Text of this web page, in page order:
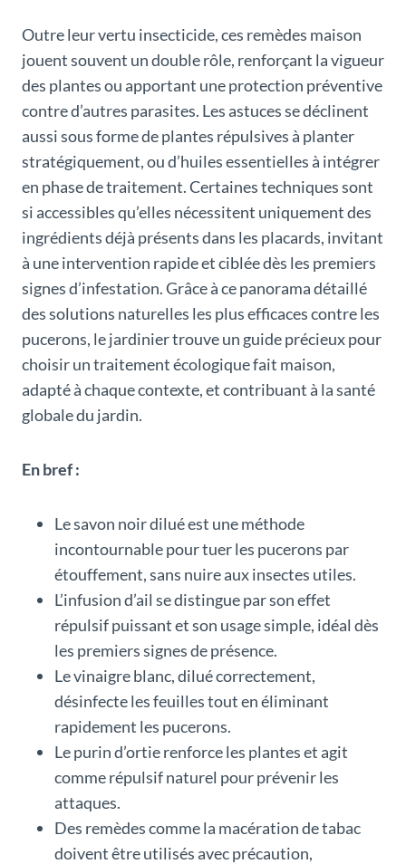
Outre leur vertu insecticide, ces remèdes maison
jouent souvent un double rôle, renforçant la vigueur
des plantes ou apportant une protection préventive
contre d’autres parasites. Les astuces se déclinent
aussi sous forme de plantes répulsives à planter
stratégiquement, ou d’huiles essentielles à intégrer
en phase de traitement. Certaines techniques sont
si accessibles qu’elles nécessitent uniquement des
ingrédients déjà présents dans les placards, invitant
à une intervention rapide et ciblée dès les premiers
signes d’infestation. Grâce à ce panorama détaillé
des solutions naturelles les plus efficaces contre les
pucerons, le jardinier trouve un guide précieux pour
choisir un traitement écologique fait maison,
adapté à chaque contexte, et contribuant à la santé
globale du jardin.
En bref :
Le savon noir dilué est une méthode
incontournable pour tuer les pucerons par
étouffement, sans nuire aux insectes utiles.
L’infusion d’ail se distingue par son effet
répulsif puissant et son usage simple, idéal dès
les premiers signes de présence.
Le vinaigre blanc, dilué correctement,
désinfecte les feuilles tout en éliminant
rapidement les pucerons.
Le purin d’ortie renforce les plantes et agit
comme répulsif naturel pour prévenir les
attaques.
Des remèdes comme la macération de tabac
doivent être utilisés avec précaution,